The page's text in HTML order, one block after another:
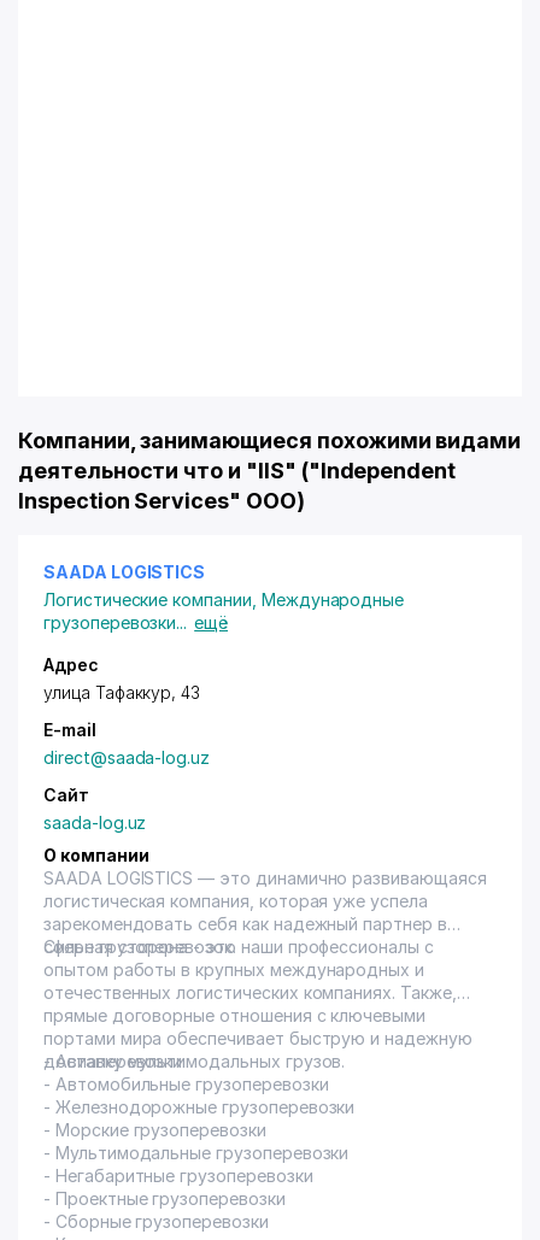
Компании, занимающиеся похожими видами
деятельности что и "IIS" ("Independent
Inspection Services" ООО)
SAADA LOGISTICS
Логистические компании Международные
грузоперевозки... ещё
Адрес
улица Тафаккур, 43
E-mail
direct@saada-log.uz
Сайт
saada-log.uz
О компании
SAADA LOGISTICS — это динамично развивающаяся
логистическая компания, которая уже успела
зарекомендовать себя как надежный партнер в
сфере грузоперевозок.
Сильная сторона - это наши профессионалы с
опытом работы в крупных международных и
отечественных логистических компаниях. Также,
прямые договорные отношения с ключевыми
портами мира обеспечивает быструю и надежную
доставку мультимодальных грузов.
- Авиаперевозки
- Автомобильные грузоперевозки
- Железнодорожные грузоперевозки
- Морские грузоперевозки
- Мультимодальные грузоперевозки
- Негабаритные грузоперевозки
- Проектные грузоперевозки
- Сборные грузоперевозки